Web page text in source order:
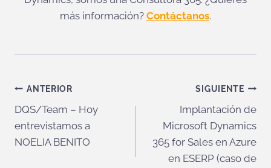
más información? Contáctanos.
Navegación
de
entradas
ANTERIOR
DQS/Team – Hoy
entrevistamos a
NOELIA BENITO
SIGUIENTE
Implantación de
Microsoft Dynamics
365 for Sales en Azure
en ESERP (caso de